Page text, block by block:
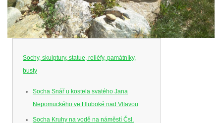
Sochy, skulptury, statue, reliéfy, památníky,
busty
Socha Snář u kostela svatého Jana
Nepomuckého ve Hluboké nad Vltavou
Socha Kruhy na vodě na náměstí Čsl.